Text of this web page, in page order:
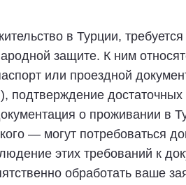
в Турции,
защите. К ним
или проездной
подтверждение
о проживании в
— могут потребоваться
этих требований к
обработать ваше